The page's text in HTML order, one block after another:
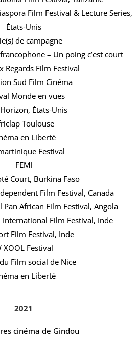
Film Festival & Lecture Series,
États-Unis
de campagne
– Un poing c’est court
Regards Film Festival
Sud Film Cinéma
Monde en vues
États-Unis
Toulouse
en Liberté
Festival
FEMI
Court, Burkina Faso
Film Festival, Canada
African Film Festival, Angola
International Film Festival, Inde
Film Festival, Inde
XOOL Festival
Film social de Nice
en Liberté
2021
cinéma de Gindou